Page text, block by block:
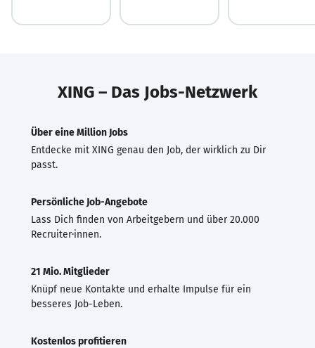
XING – Das Jobs-Netzwerk
Über eine Million Jobs
Entdecke mit XING genau den Job, der wirklich zu Dir
passt.
Persönliche Job-Angebote
Lass Dich finden von Arbeitgebern und über 20.000
Recruiter·innen.
21 Mio. Mitglieder
Knüpf neue Kontakte und erhalte Impulse für ein
besseres Job-Leben.
Kostenlos profitieren